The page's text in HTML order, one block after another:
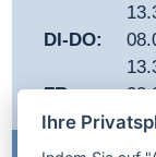
DI-DO:
FR:
Ihre